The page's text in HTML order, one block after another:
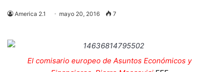
America 2.1 mayo 20, 2016 7
El comisario europeo de Asuntos Económicos y